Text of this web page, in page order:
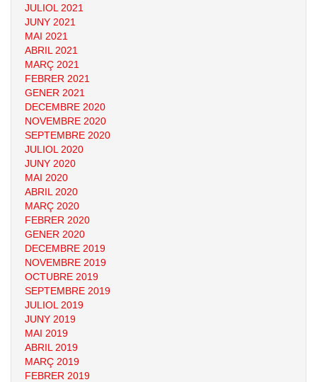
JULIOL 2021
JUNY 2021
MAI 2021
ABRIL 2021
MARÇ 2021
FEBRER 2021
GENER 2021
DECEMBRE 2020
NOVEMBRE 2020
SEPTEMBRE 2020
JULIOL 2020
JUNY 2020
MAI 2020
ABRIL 2020
MARÇ 2020
FEBRER 2020
GENER 2020
DECEMBRE 2019
NOVEMBRE 2019
OCTUBRE 2019
SEPTEMBRE 2019
JULIOL 2019
JUNY 2019
MAI 2019
ABRIL 2019
MARÇ 2019
FEBRER 2019